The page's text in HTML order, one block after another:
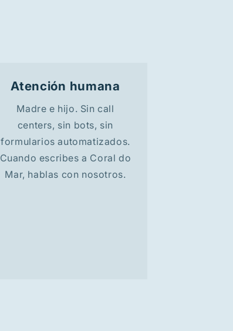
Atención humana
Madre e hijo. Sin call
centers, sin bots, sin
formularios automatizados.
Cuando escribes a Coral do
Mar, hablas con nosotros.